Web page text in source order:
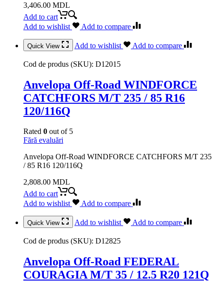
3,406.00 MDL
Add to cart
Add to wishlist
Add to compare
Quick View Add to wishlist Add to compare
Cod de produs (SKU): D12015
Anvelopa Off-Road WINDFORCE
CATCHFORS M/T 235 / 85 R16
120/116Q
Rated 0 out of 5
Fără evaluări
Anvelopa Off-Road WINDFORCE CATCHFORS M/T 235
/ 85 R16 120/116Q
2,808.00 MDL
Add to cart
Add to wishlist
Add to compare
Quick View Add to wishlist Add to compare
Cod de produs (SKU): D12825
Anvelopa Off-Road FEDERAL
COURAGIA M/T 35 / 12.5 R20 121Q